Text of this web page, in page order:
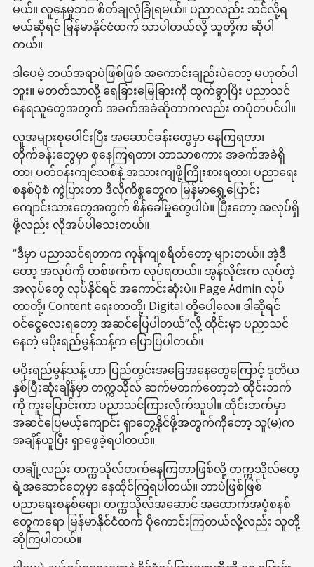
မယ်။ လူနေမှုဘဝ စိတ်ချလုံခြုံရမယ်။ ပညာလည်း သင်လို့ရ
မယ်ဆိုရင် မြန်မာနိုင်ငံထက် သာပါတယ်လို့ သူတို့က ဆိုပါ
တယ်။
ဒါပေမဲ့ ဘယ်အရာပဲဖြစ်ဖြစ် အကောင်းချည်းပဲတော့ မဟုတ်ပါ
ဘူး။ မတတ်သာလို့ ရေခြားမြေခြားကို ထွက်ခွာပြီး ပညာသင်
နေရသူတွေအတွက် အခက်အခဲဆိုတာကလည်း တပုံတပင်ပါ။
လူအများစုပေါင်းပြီး အဆောင်ခန်းတွေမှာ နေကြရတာ၊
တိုက်ခန်းတွေမှာ စုနေကြရတာ၊ ဘာသာစကား အခက်အခဲရှိ
တာ၊ ပတ်ဝန်းကျင်သစ်နဲ့ အသားကျဖို့ကြိုးစားရတာ၊ ပညာရေး
စနစ်ပုံစံ ကွဲပြားတာ ဒီလိုကိစ္စတွေက မြန်မာရွှေ့ပြောင်း
ကျောင်းသားတွေအတွက် စိန်ခေါ်မှုတွေပါပဲ။ ပြီးတော့ အလုပ်ရှိ
ဖို့လည်း လိုအပ်ပါသေးတယ်။
“ဒီမှာ ပညာသင်ရတာက ကုန်ကျစရိတ်တော့ များတယ်။ အဲ့ဒီ
တော့ အလုပ်ကို တစ်ဖက်က လုပ်ရတယ်။ အွန်လိုင်းက လုပ်တဲ့
အလုပ်တွေ လုပ်နိုင်ရင် အကောင်းဆုံးပဲ။ Page Admin လုပ်
တာတို့၊ Content ရေးတာတို့၊ Digital တို့ပေါ့လေ။ ဒါဆိုရင်
ဝင်ငွေလေးရတော့ အဆင်ပြေပါတယ်”လို့ ထိုင်းမှာ ပညာသင်
နေတဲ့ မပိုးရည်မွန်သန့်က ပြောပြပါတယ်။
မပိုးရည်မွန်သန့် ဟာ ပြည်တွင်းအခြေအနေတွေကြောင့် ဒုတိယ
နှစ်ပြီးဆုံးချိန်မှာ တက္ကသိုလ် ဆက်မတက်တော့ဘဲ ထိုင်းဘက်
ကို ကူးပြောင်းကာ ပညာသင်ကြားလိုက်သူပါ။ ထိုင်းဘက်မှာ
အဆင်ပြေမယ့်ကျောင်း ရှာတွေ့နိုင်ဖို့အတွက်ကိုတော့ သူ(မ)က
အချိန်ယူပြီး ရှာဖွေခဲ့ရပါတယ်။
တချို့လည်း တက္ကသိုလ်တက်နေကြတာဖြစ်လို့ တက္ကသိုလ်တွေ
ရဲ့အဆောင်တွေမှာ နေထိုင်ကြရပါတယ်။ ဘာပဲဖြစ်ဖြစ်
ပညာရေးစနစ်ရော၊ တက္ကသိုလ်အဆောင် အထောက်အပံ့စနစ်
တွေကရော မြန်မာနိုင်ငံထက် ပိုကောင်းကြတယ်လို့လည်း သူတို့
ဆိုကြပါတယ်။